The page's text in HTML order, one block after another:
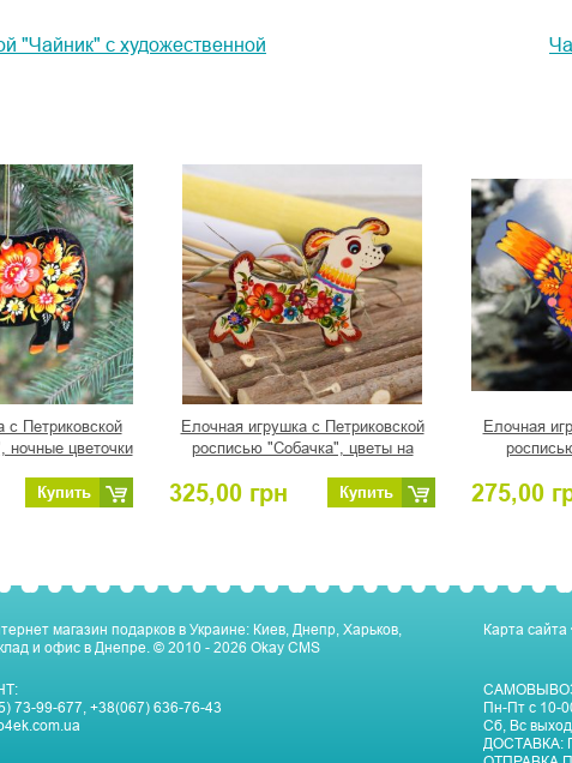
"Чайник" с художественной
с Петриковской
ночные цветочки
Купить
Елочная игрушка с Петриковской
росписью "Собачка", цветы на
325,00 грн Купить
Елочная
275,00
магазин подарков в Украине: Киев, Днепр, Харьков,
и офис в Днепре. © 2010 - 2026 Okay CMS
Карта сайта
73-99-677, +38(067) 636-76-43
Пн-Пт c 10-
Сб, Вс
ДОСТАВКА: